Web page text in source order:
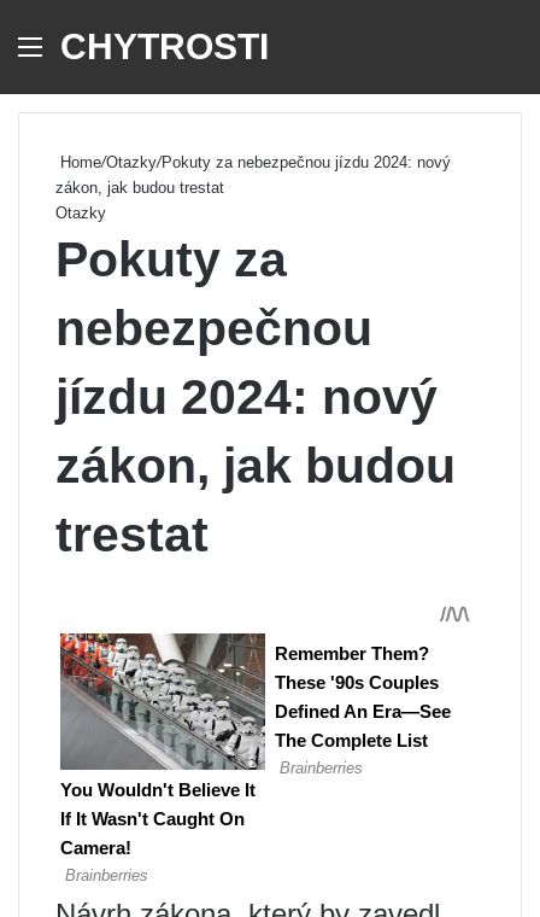
Menu
CHYTROSTI
Home/Otazky/Pokuty za nebezpečnou jízdu 2024: nový
zákon, jak budou trestat
Otazky
Pokuty za
nebezpečnou
jízdu 2024: nový
zákon, jak budou
trestat